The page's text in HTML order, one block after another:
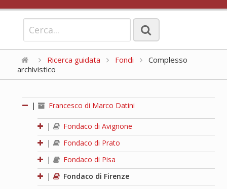
Ricerca guidata Fondi
Complesso
archivistico
| Francesco di Marco Datini
|
Fondaco di Avignone
|
Fondaco di Prato
|
Fondaco di Pisa
|
Fondaco di Firenze